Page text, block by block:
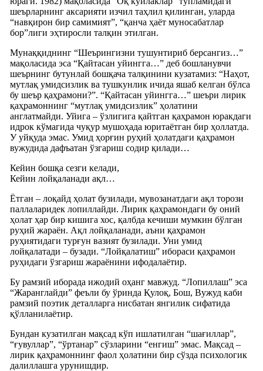
шеърларнинг аксарияти изчил таҳлил қилинган, уларда
“навқирон бир самимият”, “қанча ҳаёт муносабатлар
бор”лиги эҳтиросли талқин этилган.
Мунаққиднинг “Шеърингизни тушунтириб берсангиз…”
мақоласида эса “Қайтасан уйингга…” деб бошланувчи
шеърнинг бутунлай бошқача талқинини кузатамиз: “Наҳот,
мутлақ умидсизлик ва тушкунлик ичида яшаб келган бўлса
бу шеър қаҳрамони?”. “Қайтасан уйингга…” шеъри лирик
қаҳрамоннинг “мутлақ умидсизлик” ҳолатини
англатмайди. Уйига – ўзлигига қайтган қаҳрамон юракдаги
идрок кўмагида чуқур мушоҳада юритаётган бир ҳоллатда.
У уйқуда эмас. Умид ҳорғин руҳий ҳолатдаги қаҳрамон
вужудида дафъатан ўзгариш содир қилади…
Кейин бошқа сезги келади,
Кейин лойқаланади ақл…
Ётган – лоқайд ҳолат бузилади, мувозанатдаги ақл торози
паллаларидек лопиллайди. Лирик қаҳрамондаги бу оний
ҳолат ҳар бир кишига хос, қалбда кечиши мумкин бўлган
руҳий жараён. Ақл лойқаланади, аъни қаҳрамон
руҳиятидаги турғун вазият бузилади. Уни умид
лойқалатади – бузади. “Лойқалатиш” ибораси қаҳрамон
руҳидаги ўзгариш жараёнини ифодалаётир.
Бу рамзий иборада ижодий оҳанг мавжуд. “Лопиллаш” эса
“Жаранглайди” феъли бу ўринда Қулоқ, Бош, Вужуд каби
рамзий поэтик деталларга нисбатан янгилик сифатида
қўлланилаётир.
Бундан кузатилган мақсад кўп ишлатилган “шағиллар”,
“ғувуллар”, “ўртанар” сўзларини “енгиш” эмас. Мақсад –
лирик қаҳрамоннинг фаол ҳолатини бир сўзда психологик
далиллашга урунишдир.